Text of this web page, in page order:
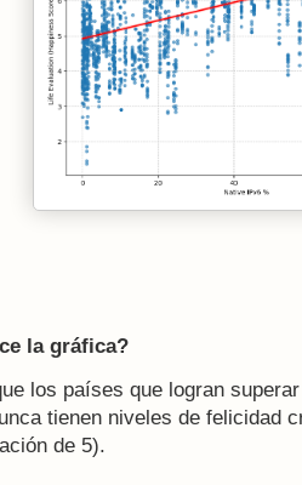
la gráfica?
los países que logran
tienen niveles de felicidad
de 5).